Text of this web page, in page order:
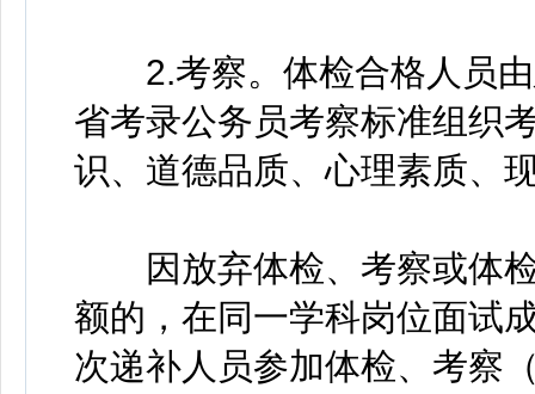
2.考察。体检合格人员由
省考录公务员考察标准组织
识、道德品质、心理素质、
因放弃体检、考察或体检
额的，在同一学科岗位面试
次递补人员参加体检、考察